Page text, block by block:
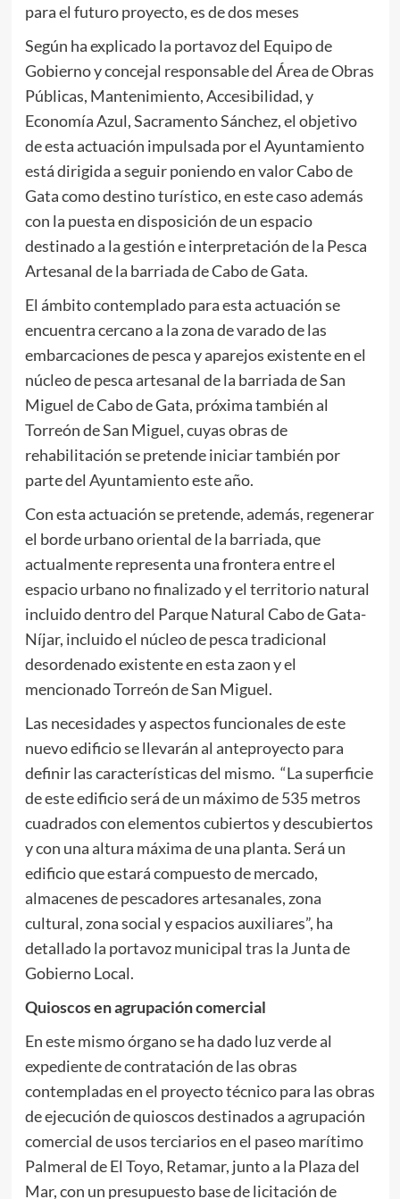
para el futuro proyecto, es de dos meses
Según ha explicado la portavoz del Equipo de
Gobierno y concejal responsable del Área de Obras
Públicas, Mantenimiento, Accesibilidad, y
Economía Azul, Sacramento Sánchez, el objetivo
de esta actuación impulsada por el Ayuntamiento
está dirigida a seguir poniendo en valor Cabo de
Gata como destino turístico, en este caso además
con la puesta en disposición de un espacio
destinado a la gestión e interpretación de la Pesca
Artesanal de la barriada de Cabo de Gata.
El ámbito contemplado para esta actuación se
encuentra cercano a la zona de varado de las
embarcaciones de pesca y aparejos existente en el
núcleo de pesca artesanal de la barriada de San
Miguel de Cabo de Gata, próxima también al
Torreón de San Miguel, cuyas obras de
rehabilitación se pretende iniciar también por
parte del Ayuntamiento este año.
Con esta actuación se pretende, además, regenerar
el borde urbano oriental de la barriada, que
actualmente representa una frontera entre el
espacio urbano no finalizado y el territorio natural
incluido dentro del Parque Natural Cabo de Gata-
Níjar, incluido el núcleo de pesca tradicional
desordenado existente en esta zaon y el
mencionado Torreón de San Miguel.
Las necesidades y aspectos funcionales de este
nuevo edificio se llevarán al anteproyecto para
definir las características del mismo. “La superficie
de este edificio será de un máximo de 535 metros
cuadrados con elementos cubiertos y descubiertos
y con una altura máxima de una planta. Será un
edificio que estará compuesto de mercado,
almacenes de pescadores artesanales, zona
cultural, zona social y espacios auxiliares”, ha
detallado la portavoz municipal tras la Junta de
Gobierno Local.
Quioscos en agrupación comercial
En este mismo órgano se ha dado luz verde al
expediente de contratación de las obras
contempladas en el proyecto técnico para las obras
de ejecución de quioscos destinados a agrupación
comercial de usos terciarios en el paseo marítimo
Palmeral de El Toyo, Retamar, junto a la Plaza del
Mar, con un presupuesto base de licitación de